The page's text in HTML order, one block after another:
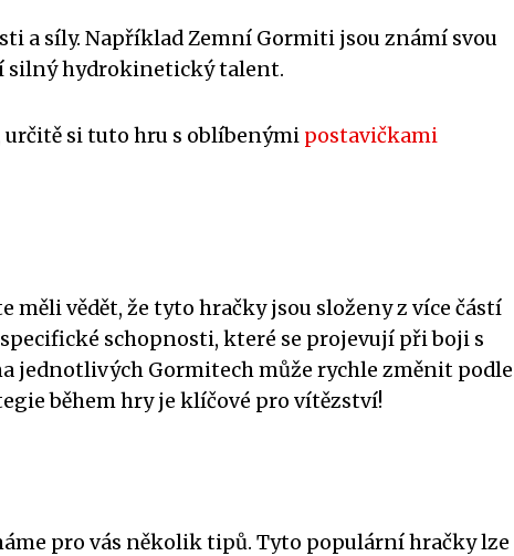
a síly. Například Zemní Gormiti jsou známí svou
silný hydrokinetický talent.
si tuto hru s oblíbenými postavičkami
měli vědět, že tyto hračky jsou složeny z více částí
schopnosti, které se projevují při boji s
jednotlivých Gormitech může rychle změnit podle
během hry je klíčové pro vítězství!
pro vás několik tipů. Tyto populární hračky lze